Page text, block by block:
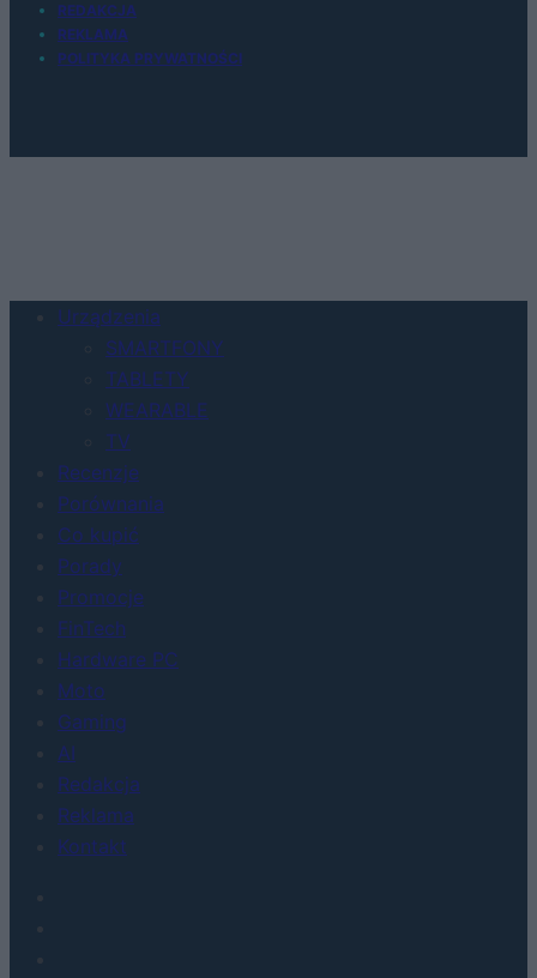
REDAKCJA
REKLAMA
POLITYKA PRYWATNOŚCI
Urządzenia
SMARTFONY
TABLETY
WEARABLE
TV
Recenzje
Porównania
Co kupić
Porady
Promocje
FinTech
Hardware PC
Moto
Gaming
AI
Redakcja
Reklama
Kontakt